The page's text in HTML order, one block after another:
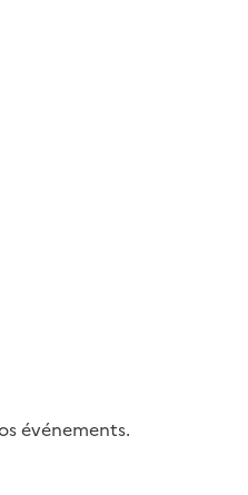
événements.